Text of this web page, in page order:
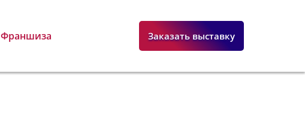
Франшиза Заказать выставку